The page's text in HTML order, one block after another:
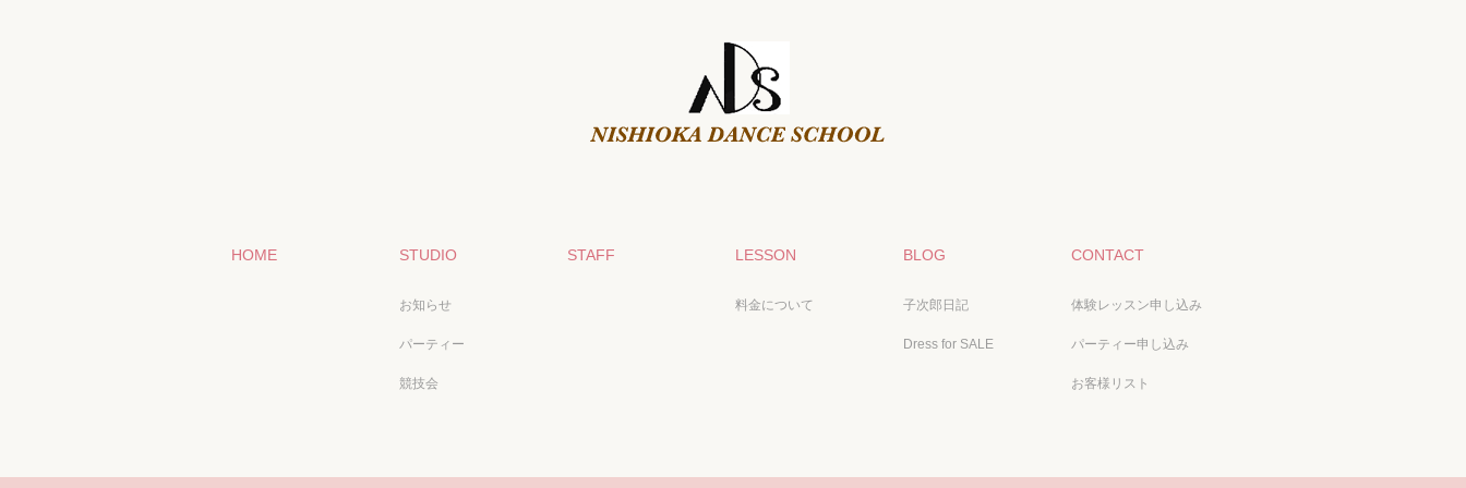
HOME STUDIO
お知らせ
パーティー
競技会
STAFF LESSON
料金について
BLOG
子次郎日記
Dress for SALE
CONTACT
体験レッスン申し込み
パーティー申し込み
お客様リスト